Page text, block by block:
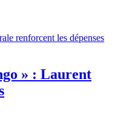
» : Laurent